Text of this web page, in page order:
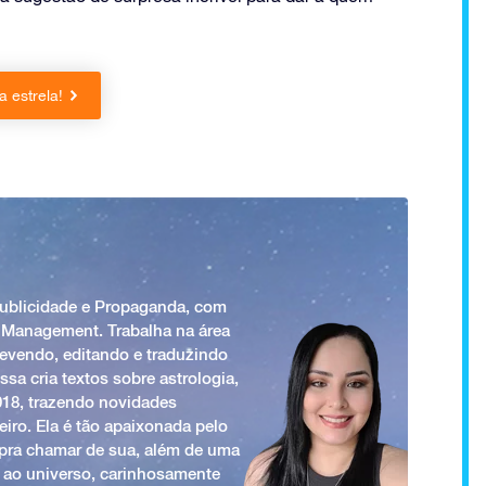
estrela!
e Propaganda, com
Trabalha na área
editando e traduzindo
cria textos sobre astrologia,
trazendo novidades
Ela é tão apaixonada pelo
chamar de sua, além de uma
universo, carinhosamente